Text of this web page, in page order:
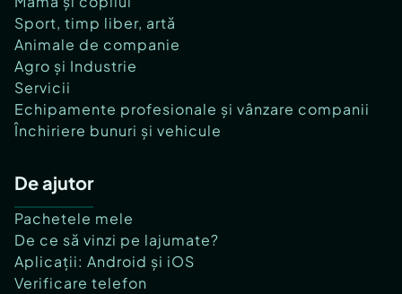
Sport, timp liber, artă
Animale de companie
Agro și Industrie
Servicii
Echipamente profesionale și vânzare companii
Închiriere bunuri și vehicule
De ajutor
Pachetele mele
De ce să vinzi pe lajumate?
Aplicații: Android și iOS
Verificare telefon